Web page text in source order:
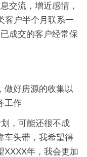
交流，增近感情，
客户半个月联系一
成交的客户经常保
做好房源的收集以
工作
，可能还很不成
车头带，我希望得
XXXX年，我会更加